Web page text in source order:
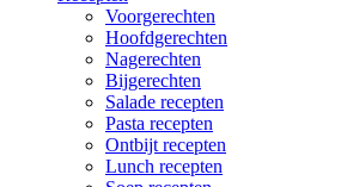
Voorgerechten
Hoofdgerechten
Nagerechten
Bijgerechten
Salade recepten
Pasta recepten
Ontbijt recepten
Lunch recepten